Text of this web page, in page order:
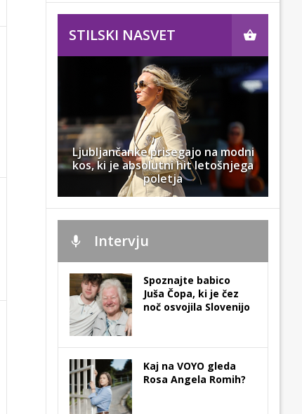
STILSKI NASVET
Ljubljančanke prisegajo na modni
kos, ki je absolutni hit letošnjega
poletja
Intervju
Spoznajte babico
Juša Čopa, ki je čez
noč osvojila Slovenijo
Kaj na VOYO gleda
Rosa Angela Romih?